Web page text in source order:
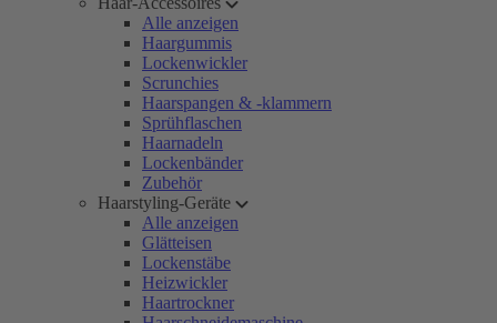
Alle anzeigen
Haargummis
Lockenwickler
Scrunchies
Haarspangen & -klammern
Sprühflaschen
Haarnadeln
Lockenbänder
Zubehör
Haarstyling-Geräte
Alle anzeigen
Glätteisen
Lockenstäbe
Heizwickler
Haartrockner